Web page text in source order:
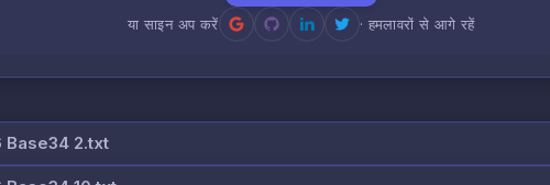
या साइन अप करें · हमलावरों से आगे रहें
Base34 2.txt